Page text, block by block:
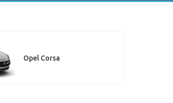
Opel Corsa